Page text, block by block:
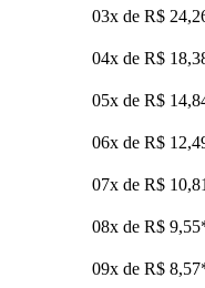
03x de R$
04x de R$
05x de R$
06x de R$
07x de R$ 10,81
08x de R$ 9,55
09x de R$ 8,57